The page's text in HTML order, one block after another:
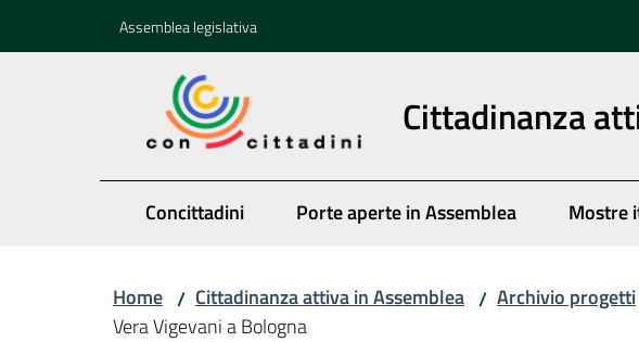
Assemblea legislativa
Cittadinanza
Concittadini Porte aperte in Assemblea Mostre
Home / Cittadinanza attiva in Assemblea / Archivio progetti
Vera Vigevani a Bologna